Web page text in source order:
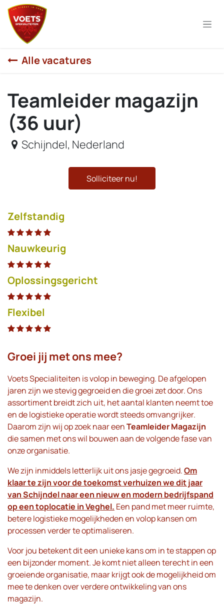
Overslaan naar inhoud
Alle vacatures
Teamleider magazijn
(36 uur)
Schijndel, Nederland
Solliciteer nu!
​Zelfstandig
Nauwkeurig
Oplossingsgericht
Flexibel
Groei jij met ons mee?
Voets Specialiteiten is volop in beweging. De afgelopen
jaren zijn we stevig gegroeid en die groei zet door. Ons
assortiment breidt zich uit, het aantal klanten neemt toe
en de logistieke operatie wordt steeds omvangrijker.
Daarom zijn wij op zoek naar eenTeamleider Magazijn
die samen met ons wil bouwen aan de volgende fase van
onze organisatie.
We zijn inmiddels letterlijk uit ons jasje gegroeid.Om
klaar te zijn voor de toekomst verhuizen we dit jaar
van Schijndel naar een nieuw en modern bedrijfspand
op een toplocatie in Veghel. Een pand met meer ruimte,
betere logistieke mogelijkheden en volop kansen om
processen verder te optimaliseren.
Voor jou betekent dit een unieke kans om in te stappen op
een bijzonder moment. Je komt niet alleen terecht in een
groeiende organisatie, maar krijgt ook de mogelijkheid om
mee te denken over verdere ontwikkeling van ons
magazijn.